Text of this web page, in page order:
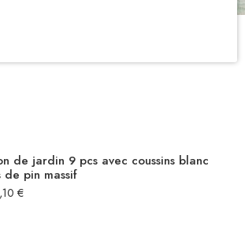
de jardin 9 pcs avec coussins blanc
de pin massif
€